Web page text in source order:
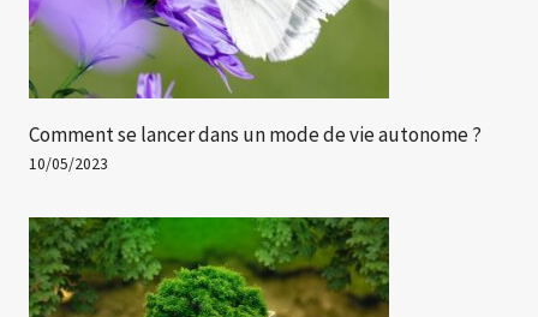
Comment se lancer dans un mode de vie autonome ?
10/05/2023